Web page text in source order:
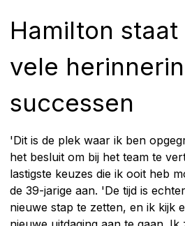
Hamilton staat
vele
successen
'Dit is de plek waar ik ben
het besluit om bij het team te
lastigste keuzes die ik ooit heb
de 39-jarige aan. 'De tijd is
nieuwe stap te zetten, en ik kijk